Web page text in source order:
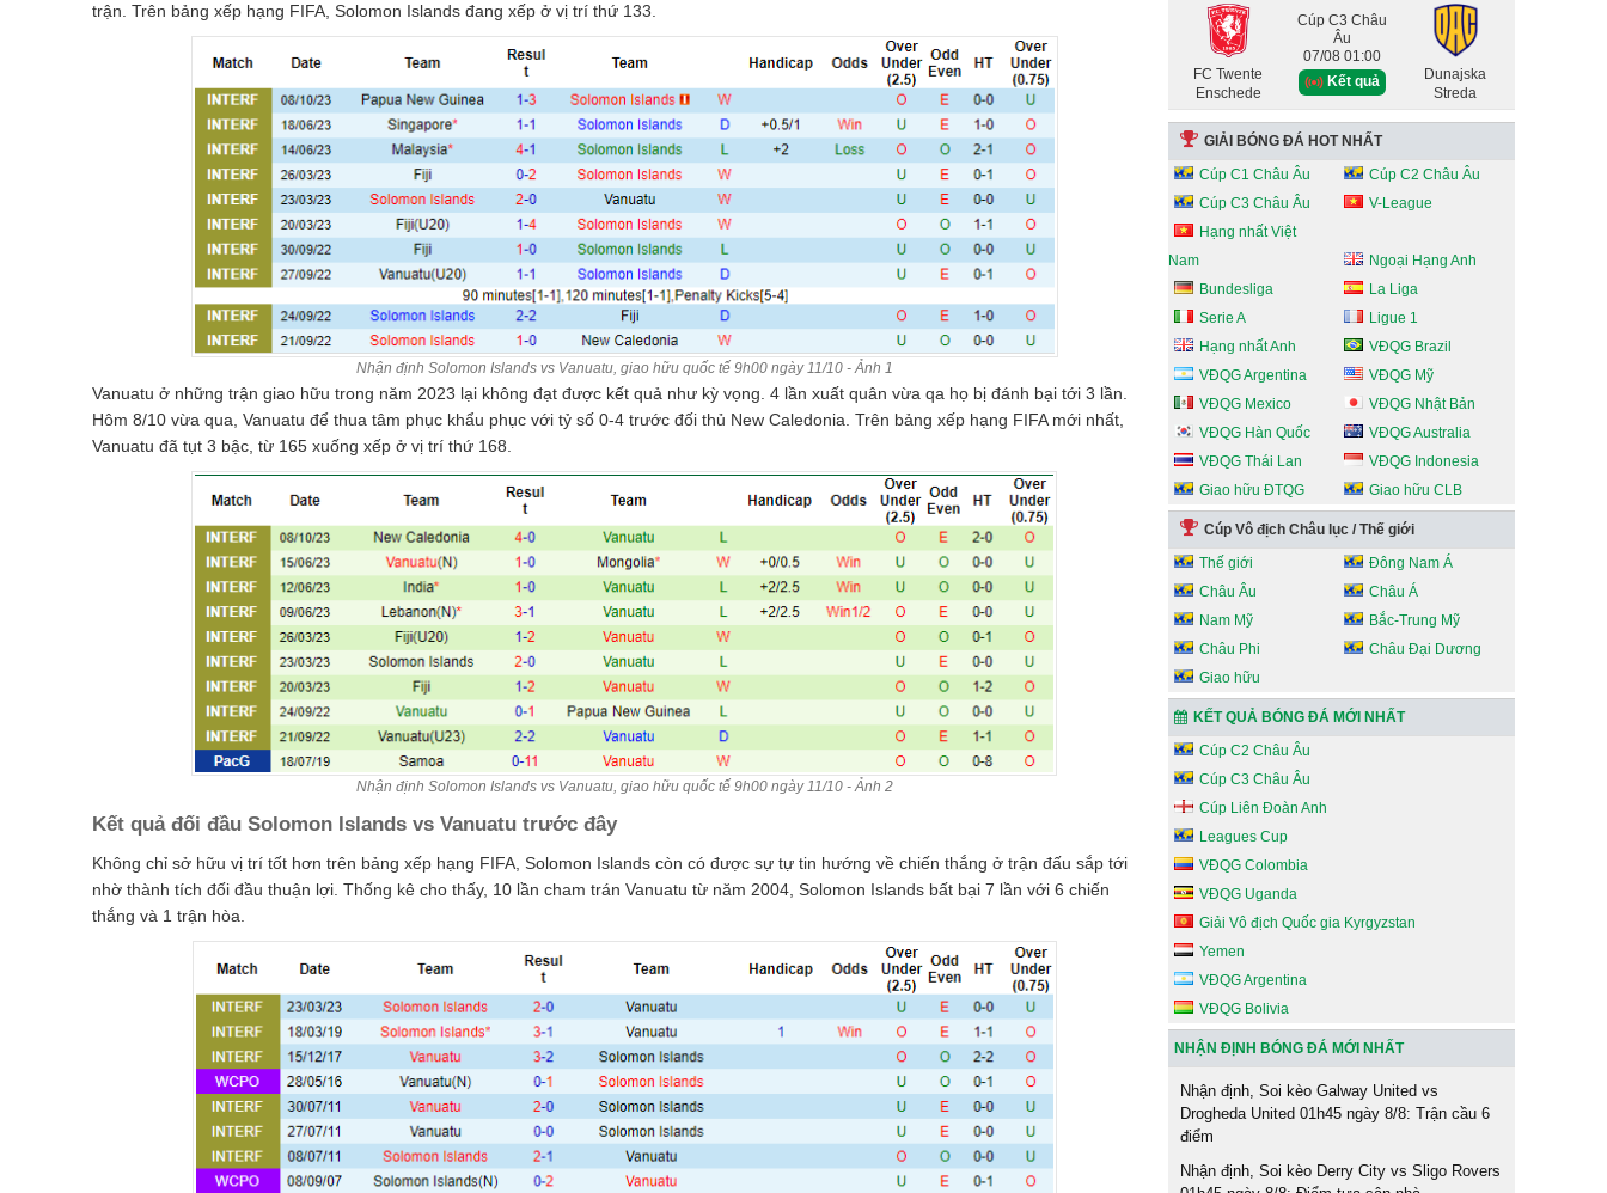
trận. Trên bảng xếp hạng FIFA, Solomon Islands đang xếp ở vị trí thứ 133.
Nhận định Solomon Islands vs Vanuatu, giao hữu quốc tế 9h00 ngày 11/10 - Ảnh 1
Vanuatu ở những trận giao hữu trong năm 2023 lại không đạt được kết quả như kỳ vọng. 4 lần xuất quân vừa qa họ bị đánh bại tới 3 lần.
Hôm 8/10 vừa qua, Vanuatu để thua tâm phục khẩu phục với tỷ số 0-4 trước đối thủ New Caledonia. Trên bảng xếp hạng FIFA mới nhất,
Vanuatu đã tụt 3 bậc, từ 165 xuống xếp ở vị trí thứ 168.
Nhận định Solomon Islands vs Vanuatu, giao hữu quốc tế 9h00 ngày 11/10 - Ảnh 2
Kết quả đối đầu Solomon Islands vs Vanuatu trước đây
Không chỉ sở hữu vị trí tốt hơn trên bảng xếp hạng FIFA, Solomon Islands còn có được sự tự tin hướng về chiến thắng ở trận đấu sắp tới
nhờ thành tích đối đầu thuận lợi. Thống kê cho thấy, 10 lần cham trán Vanuatu từ năm 2004, Solomon Islands bất bại 7 lần với 6 chiến
thắng và 1 trận hòa.
FC Twente
Enschede
Cúp C3 Châu
Âu
07/08 01:00
Kết quả
Dunajska
Streda
GIẢI BÓNG ĐÁ HOT NHẤT
Cúp C1 Châu Âu
Cúp C2 Châu Âu
Cúp C3 Châu Âu
V-League
Hạng nhất Việt
Nam
Ngoại Hạng Anh
Bundesliga
La Liga
Serie A
Ligue 1
Hạng nhất Anh
VĐQG Brazil
VĐQG Argentina
VĐQG Mỹ
VĐQG Mexico
VĐQG Nhật Bản
VĐQG Hàn Quốc
VĐQG Australia
VĐQG Thái Lan
VĐQG Indonesia
Giao hữu ĐTQG
Giao hữu CLB
Cúp Vô địch Châu lục / Thế giới
Thế giới
Đông Nam Á
Châu Âu
Châu Á
Nam Mỹ
Bắc-Trung Mỹ
Châu Phi
Châu Đại Dương
Giao hữu
KẾT QUẢ BÓNG ĐÁ MỚI NHẤT
Cúp C2 Châu Âu
Cúp C3 Châu Âu
Cúp Liên Đoàn Anh
Leagues Cup
VĐQG Colombia
VĐQG Uganda
Giải Vô địch Quốc gia Kyrgyzstan
Yemen
VĐQG Argentina
VĐQG Bolivia
NHẬN ĐỊNH BÓNG ĐÁ MỚI NHẤT
Nhận định, Soi kèo Galway United vs
Drogheda United 01h45 ngày 8/8: Trận cầu 6
điểm
Nhận định, Soi kèo Derry City vs Sligo Rovers